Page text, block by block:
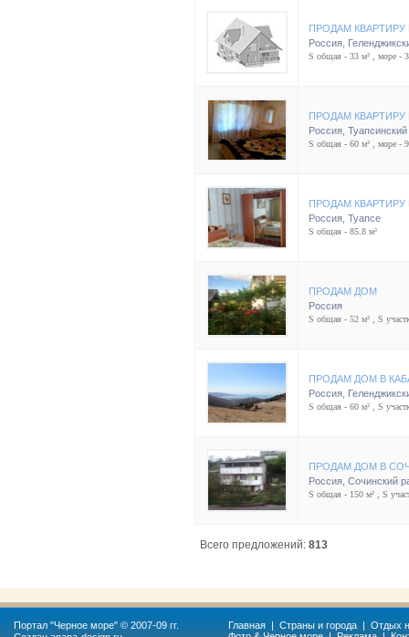
ПРОДАМ
Россия
S общая - 33 м² , море -
ПРОДАМ КВАРТИРУ
Россия
S общая - 60 м² , море -
ПРОДАМ КВАРТИРУ
Россия Туапсе
S общая - 85.8 м²
ПРОДАМ ДОМ
Россия
S общая - 52 м² , S
ПРОДАМ ДОМ В
Россия
S общая - 60 м² , S
ПРОДАМ ДОМ В
Россия Сочинский
S общая - 150 м² , S
Всего предложений: 813
Портал "Черное море" © 2007-09 гг.
Главная | Страны и города | Отдых